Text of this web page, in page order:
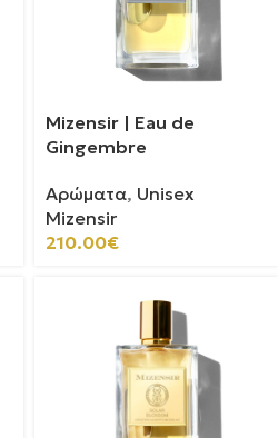
Mizensir | Eau de
Gingembre
Αρώματα, Unisex
Mizensir
210.00€